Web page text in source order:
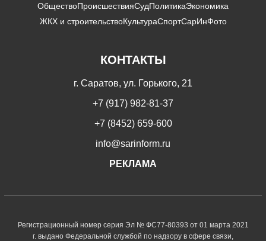
ОбществоПроисшествияСудПолитикаЭкономика
ЖКХ и строительствоКультураСпортСарИнФото
КОНТАКТЫ
г. Саратов, ул. Горького, 21
+7 (917) 982-81-37
+7 (8452) 659-600
info@sarinform.ru
РЕКЛАМА
Регистрационный номер серия Эл № ФС77-80393 от 01 марта 2021
г. выдано Федеральной службой по надзору в сфере связи,